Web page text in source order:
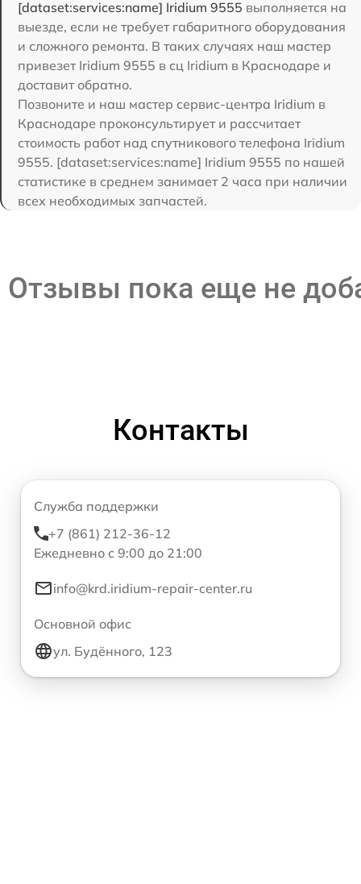
[dataset:services:name] Iridium 9555 выполняется на
выезде, если не требует габаритного оборудования
и сложного ремонта. В таких случаях наш мастер
привезет Iridium 9555 в сц Iridium в Краснодаре и
доставит обратно.
Позвоните и наш мастер сервис-центра Iridium в
Краснодаре проконсультирует и рассчитает
стоимость работ над спутникового телефона Iridium
9555. [dataset:services:name] Iridium 9555 по нашей
статистике в среднем занимает 2 часа при наличии
всех необходимых запчастей.
Отзывы пока еще не
Контакты
Служба поддержки
+7 (861) 212-36-12
Ежедневно с 9:00 до 21:00
info@krd.iridium-repair-center.ru
Основной офис
ул. Будённого, 123